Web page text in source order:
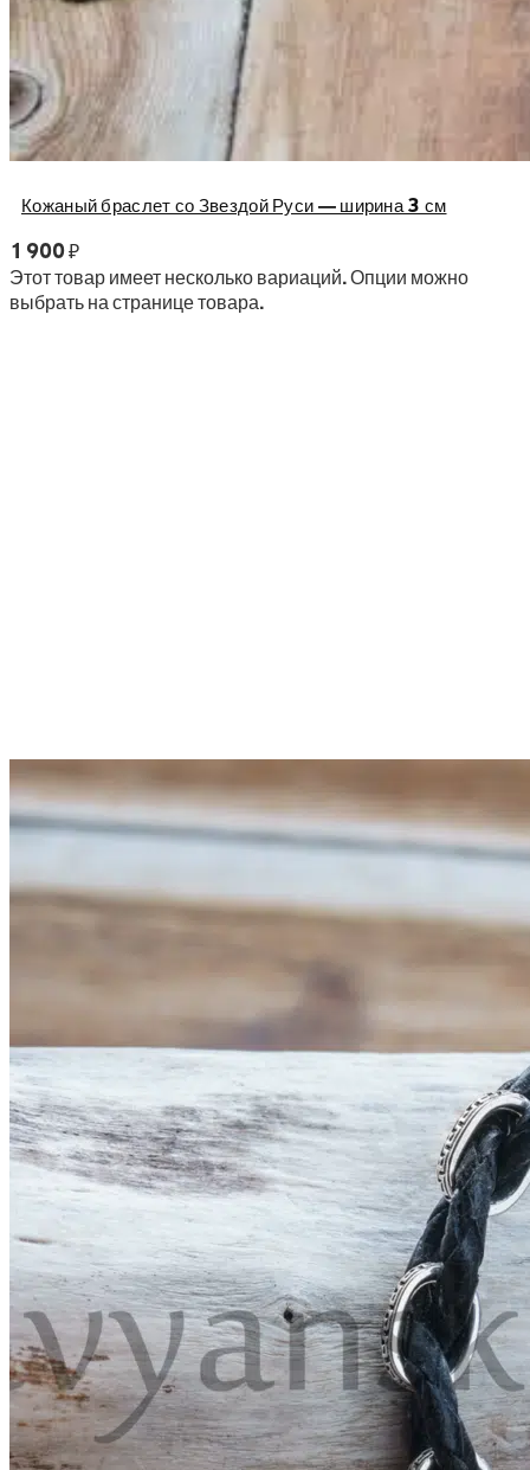
Кожаный браслет со Звездой Руси — ширина 3 см
1 900₽
Этот товар имеет несколько вариаций. Опции можно
выбрать на странице товара.